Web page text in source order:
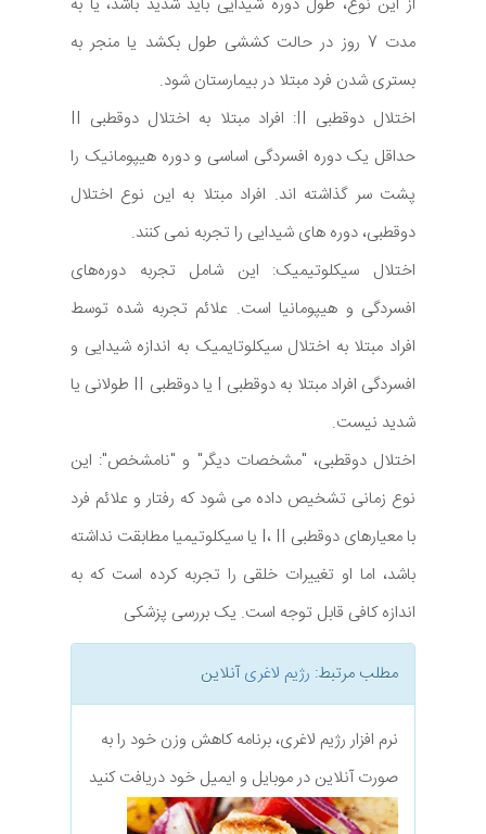
مدت 7 روز در حالت کششی طول بکشد یا منجر به
بستری شدن فرد مبتلا در بیمارستان شود.
اختلال دوقطبی II: افراد مبتلا به اختلال دوقطبی II
حداقل یک دوره افسردگی اساسی و دوره هیپومانیک را
پشت سر گذاشته اند. افراد مبتلا به این نوع اختلال
دوقطبی، دوره های شیدایی را تجربه نمی کنند.
اختلال سیکلوتیمیک: این شامل تجربه دوره‌های
افسردگی و هیپومانیا است. علائم تجربه شده توسط
افراد مبتلا به اختلال سیکلوتایمیک به اندازه شیدایی و
افسردگی افراد مبتلا به دوقطبی I یا دوقطبی II طولانی یا
شدید نیست.
اختلال دوقطبی، "مشخصات دیگر" و "نامشخص": این
نوع زمانی تشخیص داده می شود که رفتار و علائم فرد
با معیارهای دوقطبی I، II یا سیکلوتیمیا مطابقت نداشته
باشد، اما او تغییرات خلقی را تجربه کرده است که به
اندازه کافی قابل توجه است. یک بررسی پزشکی
مطلب مرتبط: رژیم لاغریآنلاین
نرم افزار رژیم لاغری، برنامه کاهش وزن خود را به
صورت آنلاین در موبایل و ایمیل خود دریافت کنید